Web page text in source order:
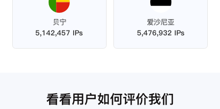
贝宁
5,142,457 IPs
爱沙尼亚
5,476,932 IPs
看看用户如何评价我们